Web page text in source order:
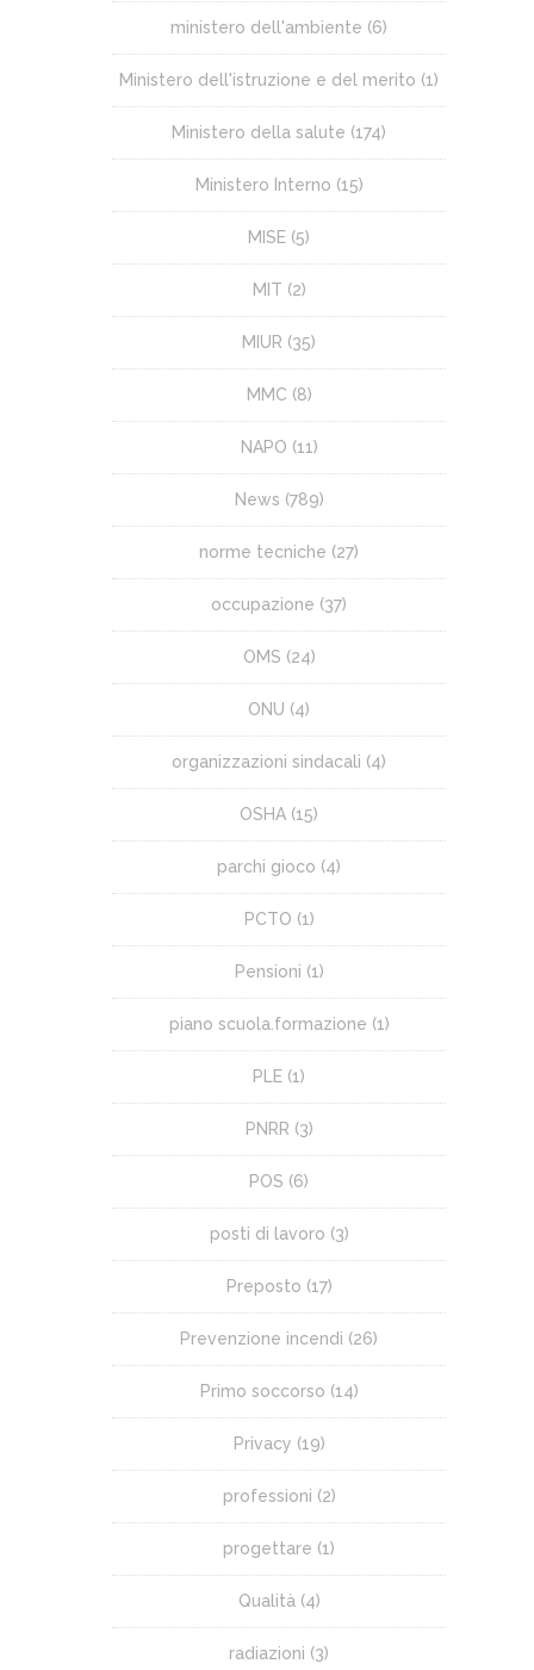
ministero dell'ambiente (6)
Ministero dell'istruzione e del merito (1)
Ministero della salute (174)
Ministero Interno (15)
MISE (5)
MIT (2)
MIUR (35)
MMC (8)
NAPO (11)
News (789)
norme tecniche (27)
occupazione (37)
OMS (24)
ONU (4)
organizzazioni sindacali (4)
OSHA (15)
parchi gioco (4)
PCTO (1)
Pensioni (1)
piano scuola.formazione (1)
PLE (1)
PNRR (3)
POS (6)
posti di lavoro (3)
Preposto (17)
Prevenzione incendi (26)
Primo soccorso (14)
Privacy (19)
professioni (2)
progettare (1)
Qualità (4)
radiazioni (3)